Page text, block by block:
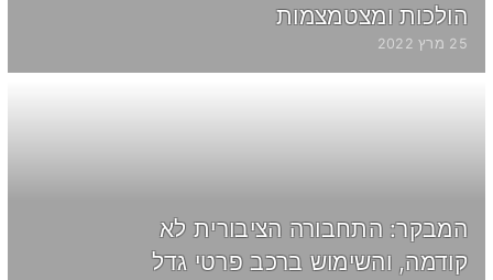
הולכות ומצטמצמות
25 מרץ 2022
המבקר: התחבורה הציבורית לא
קודמה, והשימוש ברכב פרטי גדל